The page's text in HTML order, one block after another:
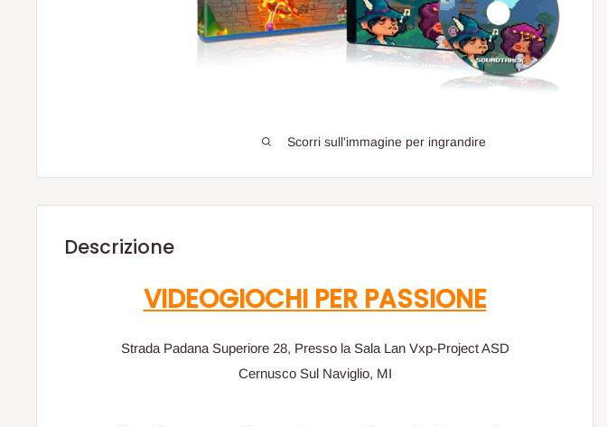
Scorri sull'immagine per ingrandire
Descrizione
VIDEOGIOCHI PER PASSIONE
Strada Padana Superiore 28, Presso la Sala Lan Vxp-Project ASD
Cernusco Sul Naviglio, MI